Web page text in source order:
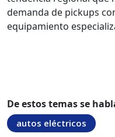
demanda de pickups
equipamiento
De estos temas se
autos eléctricos